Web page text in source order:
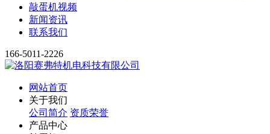
敲蛋机视频
新闻资讯
联系我们
166-5011-2226
网站首页
关于我们
公司简介 资质荣誉
产品中心